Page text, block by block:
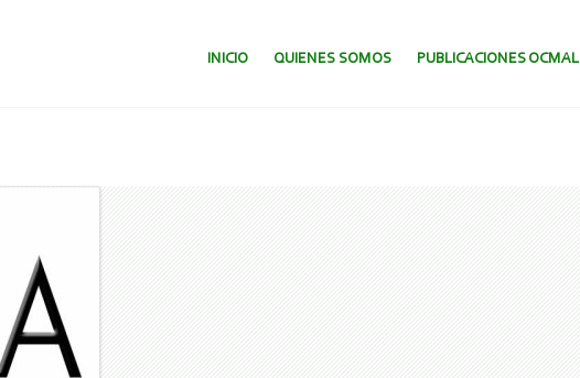
SALTAR AL CONTENIDO.
INICIO QUIENES SOMOS PUBLICACIONES OCMAL